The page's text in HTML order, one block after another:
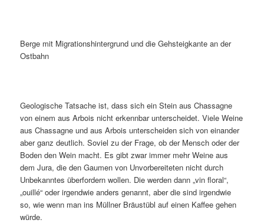
Berge mit Migrationshintergrund und die Gehsteigkante an der
Ostbahn
Geologische Tatsache ist, dass sich ein Stein aus Chassagne
von einem aus Arbois nicht erkennbar unterscheidet. Viele Weine
aus Chassagne und aus Arbois unterscheiden sich von einander
aber ganz deutlich. Soviel zu der Frage, ob der Mensch oder der
Boden den Wein macht. Es gibt zwar immer mehr Weine aus
dem Jura, die den Gaumen von Unvorbereiteten nicht durch
Unbekanntes überfordern wollen. Die werden dann „vin floral“,
„ouillé“ oder irgendwie anders genannt, aber die sind irgendwie
so, wie wenn man ins Müllner Bräustübl auf einen Kaffee gehen
würde.